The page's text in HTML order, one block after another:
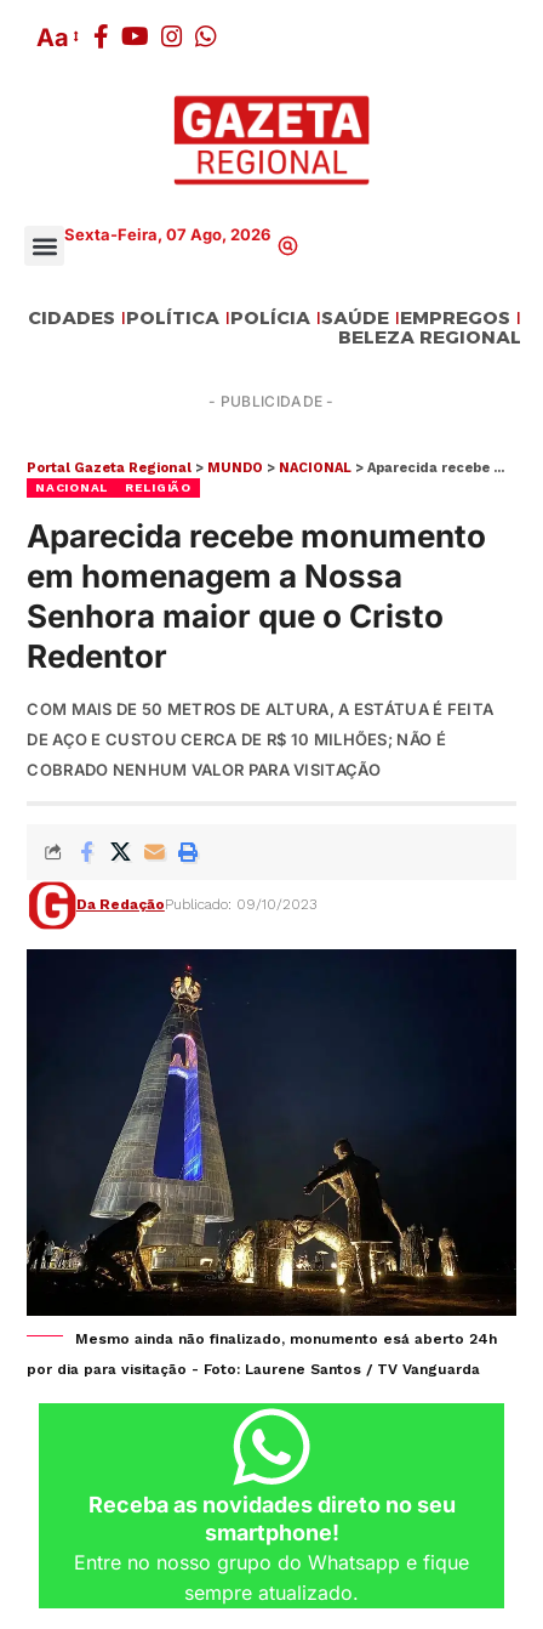
Aa
Sexta-Feira, 07 Ago, 2026
CIDADES POLÍTICA POLÍCIA SAÚDE EMPREGOS
BELEZA REGIONAL
- PUBLICIDADE -
Portal Gazeta Regional > MUNDO > NACIONAL >Aparecida recebe monumento em homenagem a Nossa Senhora maior que o Cristo Redentor
NACIONAL RELIGIÃO
Aparecida recebe monumento
em homenagem a Nossa
Senhora maior que o Cristo
Redentor
COM MAIS DE 50 METROS DE ALTURA, A ESTÁTUA É FEITA
DE AÇO E CUSTOU CERCA DE R$ 10 MILHÕES; NÃO É
COBRADO NENHUM VALOR PARA VISITAÇÃO
Da RedaçãoPublicado: 09/10/2023
Mesmo ainda não finalizado, monumento esá aberto 24h
por dia para visitação - Foto: Laurene Santos / TV Vanguarda
Receba as novidades direto no seu
smartphone!
Entre no nosso grupo do Whatsapp e fique
sempre atualizado.